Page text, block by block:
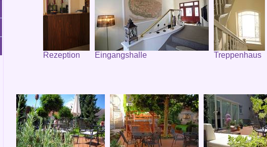
Rezeption Eingangshalle Treppenhaus